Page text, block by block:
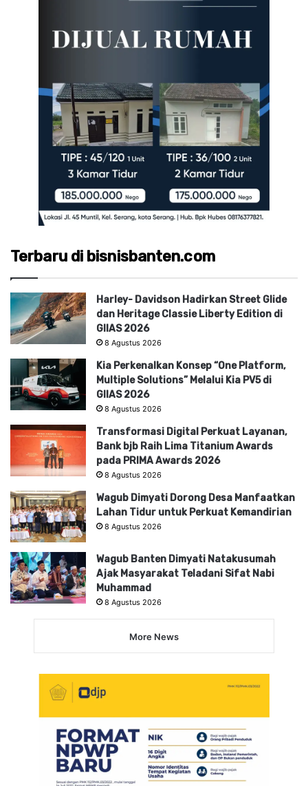
Terbaru di bisnisbanten.com
Harley- Davidson Hadirkan Street Glide
dan Heritage Classie Liberty Edition di
GIIAS 2026
8 Agustus 2026
Kia Perkenalkan Konsep “One Platform,
Multiple Solutions” Melalui Kia PV5 di
GIIAS 2026
8 Agustus 2026
Transformasi Digital Perkuat Layanan,
Bank bjb Raih Lima Titanium Awards
pada PRIMA Awards 2026
8 Agustus 2026
Wagub Dimyati Dorong Desa Manfaatkan
Lahan Tidur untuk Perkuat Kemandirian
8 Agustus 2026
Wagub Banten Dimyati Natakusumah
Ajak Masyarakat Teladani Sifat Nabi
Muhammad
8 Agustus 2026
More News